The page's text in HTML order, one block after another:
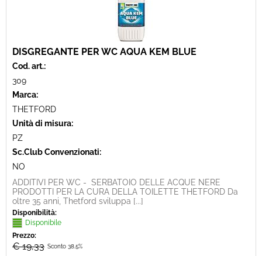
DISGREGANTE PER WC AQUA KEM BLUE
Cod. art.:
309
Marca:
THETFORD
Unità di misura:
PZ
Sc.Club Convenzionati:
NO
ADDITIVI PER WC - SERBATOIO DELLE ACQUE NERE
PRODOTTI PER LA CURA DELLA TOILETTE THETFORD Da
oltre 35 anni, Thetford sviluppa [...]
Disponibilità:
Disponibile
Prezzo:
€ 19,33 Sconto 38.5%